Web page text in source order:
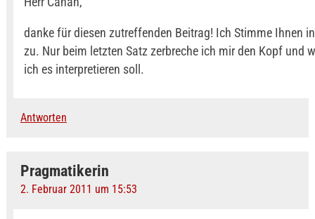
danke für diesen zutreffenden Beitrag! Ich Stimme Ihnen
zu. Nur beim letzten Satz zerbreche ich mir den Kopf und
ich es interpretieren soll.
Antworten
Pragmatikerin
2. Februar 2011 um 15:53